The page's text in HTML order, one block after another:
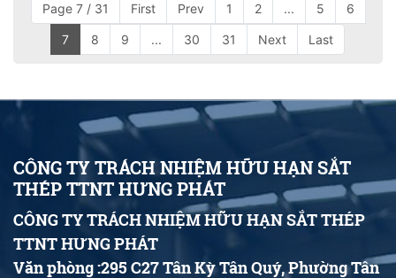
Page 7 / 31
First Prev 1 2 ... 5 6
7 8 9 ... 30 31 Next Last
CÔNG TY TRÁCH NHIỆM HỮU HẠN SẮT
THÉP TTNT HƯNG PHÁT
CÔNG TY TRÁCH NHIỆM HỮU HẠN SẮT THÉP
TTNT HƯNG PHÁT
Văn phòng :295 C27 Tân Kỳ Tân Quý, Phường Tân